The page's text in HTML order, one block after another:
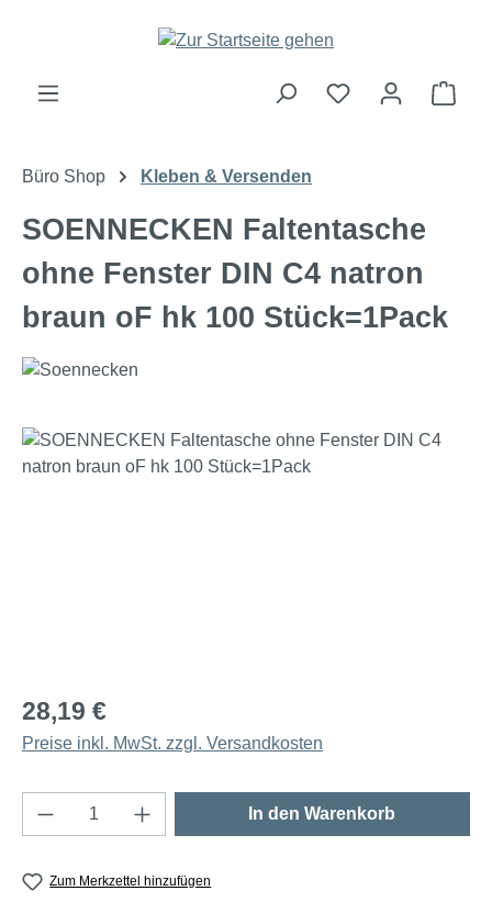
Zum Hauptinhalt springen
Büro Shop Kleben & Versenden
SOENNECKEN Faltentasche
ohne Fenster DIN C4 natron
braun oF hk 100 Stück=1Pack
Bildergalerie überspringen
28,19 €
Preise inkl. MwSt. zzgl. Versandkosten
Produkt Anzahl: Gib den gewünschten
In den Warenkorb
Zum Merkzettel hinzufügen